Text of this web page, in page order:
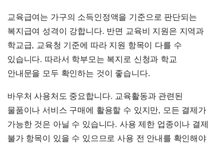
교육급여는 가구의 소득인정액을 기준으로 판단되는
복지급여 성격이 강합니다. 반면 교육비 지원은 지역과
학교급, 교육청 기준에 따라 지원 항목이 다를 수
있습니다. 따라서 학부모는 복지로 신청과 학교
안내문을 모두 확인하는 것이 좋습니다.
바우처 사용처도 중요합니다. 교육활동과 관련된
물품이나 서비스 구매에 활용할 수 있지만, 모든 결제가
가능한 것은 아닐 수 있습니다. 사용 제한 업종이나 결제
불가 항목이 있을 수 있으므로 사용 전 안내를 확인해야